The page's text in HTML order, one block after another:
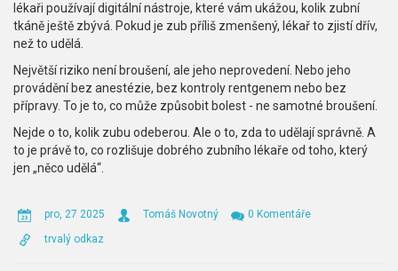
lékaři používají digitální nástroje, které vám ukážou, kolik zubní
tkáně ještě zbývá. Pokud je zub příliš zmenšený, lékař to zjistí dřív,
než to udělá.
Největší riziko není broušení, ale jeho neprovedení. Nebo jeho
provádění bez anestézie, bez kontroly rentgenem nebo bez
přípravy. To je to, co může způsobit bolest - ne samotné broušení.
Nejde o to, kolik zubu odeberou. Ale o to, zda to udělají správně. A
to je právě to, co rozlišuje dobrého zubního lékaře od toho, který
jen „něco udělá“.
pro, 27 2025 Tomáš Novotný
0 Komentáře
trvalý odkaz